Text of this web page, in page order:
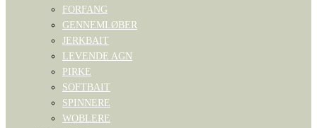
FORFANG
GENNEMLØBER
JERKBAIT
LEVENDE AGN
PIRKE
SOFTBAIT
SPINNERE
WOBLERE